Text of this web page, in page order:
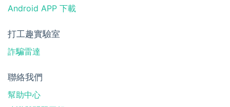
Android APP 下載
打工趣實驗室
詐騙雷達
聯絡我們
幫助中心